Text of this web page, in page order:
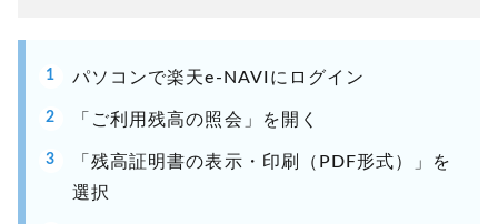
パソコンで楽天e-NAVIにログイン
「ご利用残高の照会」を開く
「残高証明書の表示・印刷（PDF形式）」を
選択